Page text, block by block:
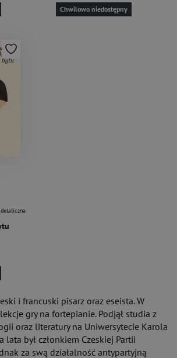
Chwilowo niedostępny
i francuski pisarz oraz eseista. W
gry na fortepianie. Podjął studia z
oraz literatury na Uniwersytecie Karola
lata był członkiem Czeskiej Partii
za swą działalność antypartyjną